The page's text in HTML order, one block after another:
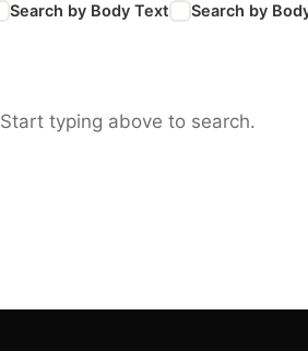
Search by Body Text Search by
Start typing above to search.